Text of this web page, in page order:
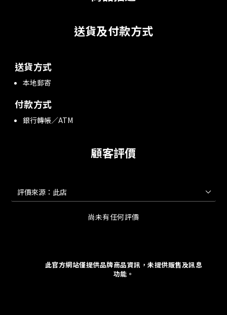
送貨及付款方式
送貨方式
本地郵寄
付款方式
銀行轉帳／ATM
顧客評價
尚未有任何評價
此官方網站僅提供品牌商品資訊，未提供販售及訊息
功能。